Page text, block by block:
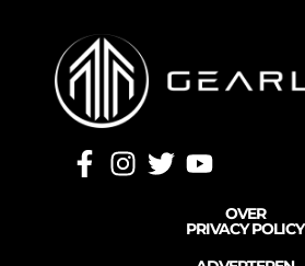
OVER
PRIVACY POLICY